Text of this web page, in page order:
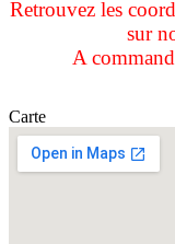
Retrouvez les
sur
A
Carte